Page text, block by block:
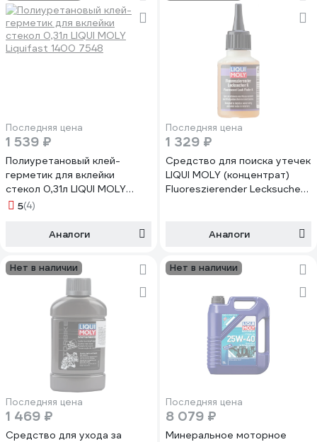
Последняя цена
1 539 ₽
Полиуретановый клей-
герметик для вклейки
стекол 0,31л LIQUI MOLY
Liquifast 1400 7548
5(4)
Аналоги
Последняя цена
1 329 ₽
Средство для поиска утечек
LIQUI MOLY (концентрат)
Fluoreszierender Lecksucher
Аналоги
Нет в наличии
Последняя цена
1 469 ₽
Средство для ухода за
Нет в наличии
Последняя цена
8 079 ₽
Минеральное моторное